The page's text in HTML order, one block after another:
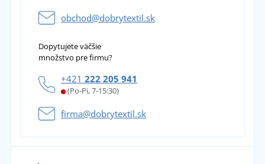
obchod@dobrytextil.sk
Dopytujete väčšie
množstvo pre firmu?
+421 222 205 941
(Po-Pi, 7-15:30)
firma@dobrytextil.sk